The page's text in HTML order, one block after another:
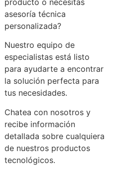
producto o necesitas
asesoría técnica
personalizada?
Nuestro equipo de
especialistas está listo
para ayudarte a encontrar
la solución perfecta para
tus necesidades.
Chatea con nosotros y
recibe información
detallada sobre cualquiera
de nuestros productos
tecnológicos.